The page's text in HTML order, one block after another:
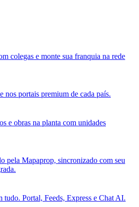
colegas e monte sua franquia na rede
nos portais premium de cada país.
e obras na planta com unidades
pela Mapaprop, sincronizado com seu
tudo. Portal, Feeds, Express e Chat AI.